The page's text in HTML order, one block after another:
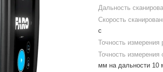
Дальность
Скорость
с
Точность измерения
Точность измерения
мм на дальности 10